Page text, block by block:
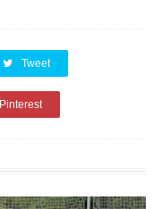
Tweet
Pinterest